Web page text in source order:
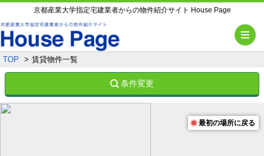
京都産業大学指定宅建業者からの物件紹介サイト House Page
TOP 賃貸物件一覧
条件変更
最初の場所に戻る